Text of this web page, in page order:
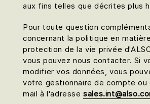
aux fins telles que décrites plus
Pour toute question
concernant la politique en
protection de la vie privée
vous pouvez nous contacter. Si
modifier vos données, vous
votre gestionnaire de compte ou
mail à l'adresse